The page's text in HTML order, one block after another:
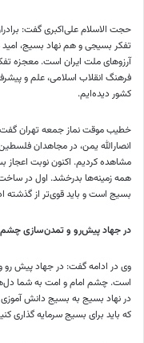
حجت الاسلام علی‌اکبری گفت:
تفکر بسیجی و هم نهاد بسیج، امید
آرزوهای ملت ایران است. معجزه
فرهنگ انقلاب اسلامی، علم و
کشور دیده‌ایم.
خطیب موقت نماز جمعه تهران گفت:
انصارالله یمن، در مجاهدان
مشاهده کردیم. اکنون نوبت اعجاز
همه زمینه‌ها بدرخشد. اول در
بسیج است و باید قوی‌تر از گذشته
در جهاد پیش‌رو و تمدن‌سازی
وی در ادامه گفت: در جهاد پیش
است. چشم امام و امت به شما
در نهاد بسیج به بسیج دانش
که باید برای بسیج سرمایه گذاری